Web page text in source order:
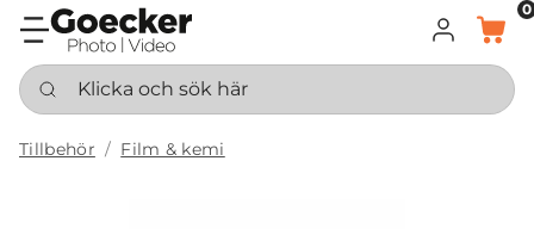
LOGGA IN
KORG
0
Klicka och sök här
Tillbehör Film & kemi